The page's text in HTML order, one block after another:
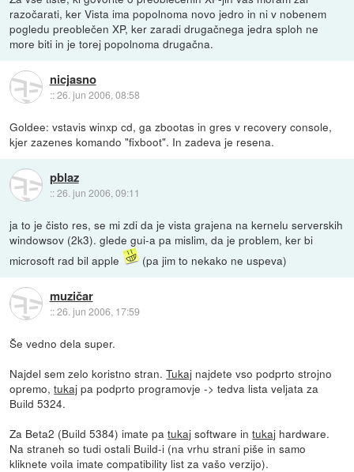
razočarati, ker Vista ima popolnoma novo jedro in ni v nobenem
pogledu preoblečen XP, ker zaradi drugačnega jedra sploh ne
more biti in je torej popolnoma drugačna.
nicjasno
::26. jun 2006, 08:58
Goldee: vstavis winxp cd, ga zbootas in gres v recovery console,
kjer zazenes komando "fixboot". In zadeva je resena.
pblaz
::26. jun 2006, 09:11
ja to je čisto res, se mi zdi da je vista grajena na kernelu serverskih
windowsov (2k3). glede gui-a pa mislim, da je problem, ker bi
microsoft rad bil apple
(pa jim to nekako ne uspeva)
muzičar
::26. jun 2006, 17:59
Še vedno dela super.
Najdel sem zelo koristno stran.Tukaj najdete vso podprto strojno
opremo,tukaj pa podprto programovje -> tedva lista veljata za
Build 5324.
Za Beta2 (Build 5384) imate patukaj software intukaj hardware.
Na straneh so tudi ostali Build-i (na vrhu strani piše in samo
kliknete voila imate compatibility list za vašo verzijo).